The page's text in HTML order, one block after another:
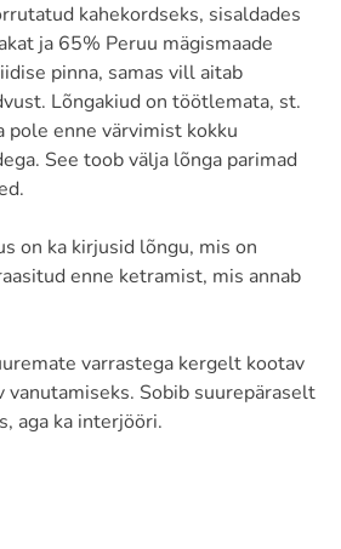
kahekordseks, sisaldades
ja 65% Peruu mägismaade
pinna, samas vill aitab
Lõngakiud on töötlemata, st.
pole enne värvimist kokku
See toob välja lõnga parimad
on ka kirjusid lõngu, mis on
enne ketramist, mis annab
varrastega kergelt kootav
vanutamiseks. Sobib suurepäraselt
aga ka interjööri.